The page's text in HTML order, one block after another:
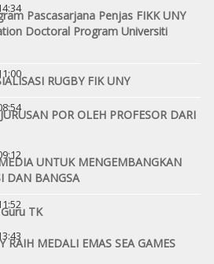
Pascasarjana Penjas FIKK UNY
Doctoral Program Universiti
RUGBY FIK UNY
POR OLEH PROFESOR DARI
UNTUK MENGEMBANGKAN
DAN BANGSA
TK
RAIH MEDALI EMAS SEA GAMES